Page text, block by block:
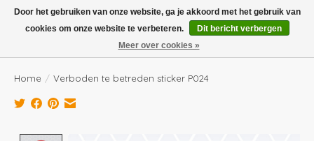
Boven de €100,- gratis verzending! Vóór 14.00 besteld, volgende dag in huis!
Verlanglijst
Home / Verboden te betreden sticker P024
Door het gebruiken van onze website, ga je akkoord met het gebruik van
cookies om onze website te verbeteren.
Dit bericht verbergen
Meer over cookies »